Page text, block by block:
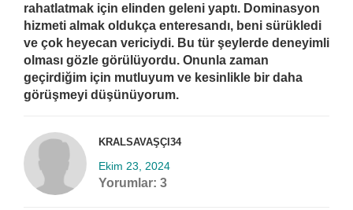
rahatlatmak için elinden geleni yaptı. Dominasyon
hizmeti almak oldukça enteresandı, beni sürükledi
ve çok heyecan vericiydi. Bu tür şeylerde deneyimli
olması gözle görülüyordu. Onunla zaman
geçirdiğim için mutluyum ve kesinlikle bir daha
görüşmeyi düşünüyorum.
KRALSAVAŞÇI34
Ekim 23, 2024
Yorumlar: 3